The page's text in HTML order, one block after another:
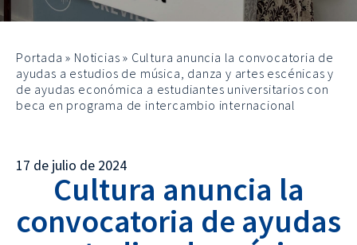
Portada » Noticias » Cultura anuncia la convocatoria de
ayudas a estudios de música, danza y artes escénicas y
de ayudas económica a estudiantes universitarios con
beca en programa de intercambio internacional
17 de julio de 2024
Cultura anuncia la
convocatoria de ayudas